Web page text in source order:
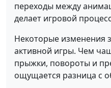
переходы между
делает игровой
Некоторые изменения
активной игры. Чем
прыжки, повороты и
ощущается разница с